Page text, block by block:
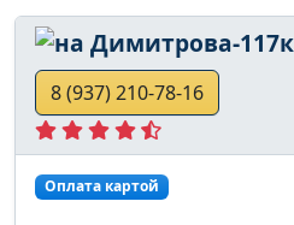
8 (937) 210-78-16
Оплата картой